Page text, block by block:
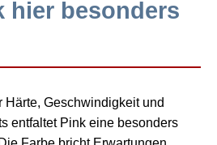
hier besonders
Härte, Geschwindigkeit und
entfaltet Pink eine besonders